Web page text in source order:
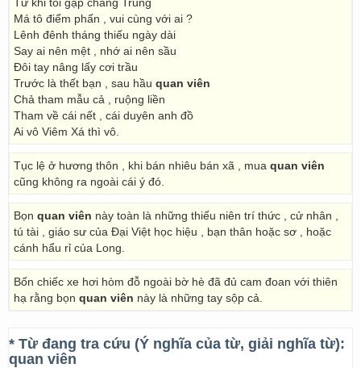
Má tô điểm phấn , vui cùng với ai ?
Lênh đênh tháng thiếu ngày dài
Say ai nên mệt , nhớ ai nên sầu
Đôi tay nâng lấy cơi trầu
Trước là thết bạn , sau hầu quan viên
Chả tham mẫu cả , ruộng liền
Tham về cái nết , cái duyên anh đồ
Ai vô Viêm Xá thì vô.
Tục lệ ở hương thôn , khi bán nhiêu bán xã , mua quan viên
cũng không ra ngoài cái ý đó.
Bọn quan viên này toàn là những thiếu niên trí thức , cử nhân ,
tú tài , giáo sư của Đại Việt học hiệu , bạn thân hoặc sơ , hoặc
cánh hẩu rỉ của Long.
Bốn chiếc xe hơi hòm đỗ ngoài bờ hè đã đủ cam đoan với thiên
hạ rằng bọn quan viên này là những tay sộp cả.
* Từ đang tra cứu (Ý nghĩa của từ, giải nghĩa từ):
quan viên